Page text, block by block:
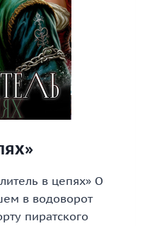
в цепях» О
в водоворот
пиратского